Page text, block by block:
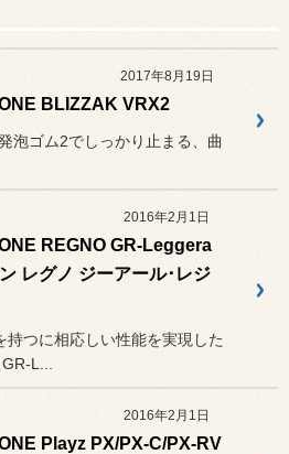
2017年8月19日
BLIZZAK VRX2
泡ゴム2でしっかり止まる、曲
2016年2月1日
REGNO GR-Leggera
レグノ ジーアール･レジ
持つに相応しい性能を実現した
L...
2016年2月1日
Playz PX/PX-C/PX-RV